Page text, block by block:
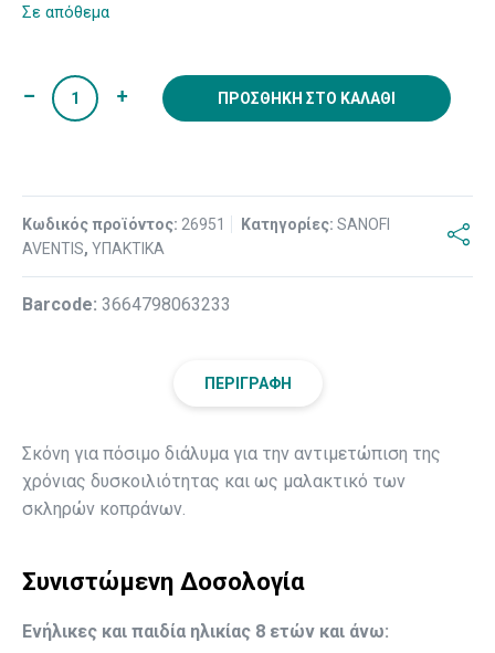
Σε απόθεμα
ΠΡΟΣΘΉΚΗ ΣΤΟ ΚΑΛΆΘΙ
Κωδικός προϊόντος: 26951 Κατηγορίες: SANOFI
AVENTIS, ΥΠΑΚΤΙΚΑ
Βarcode: 3664798063233
ΠΕΡΙΓΡΑΦΉ
Σκόνη για πόσιμο διάλυμα για την αντιμετώπιση της
χρόνιας δυσκοιλιότητας και ως μαλακτικό των
σκληρών κοπράνων.
Συνιστώμενη Δοσολογία
Ενήλικες και παιδία ηλικίας 8 ετών και άνω: